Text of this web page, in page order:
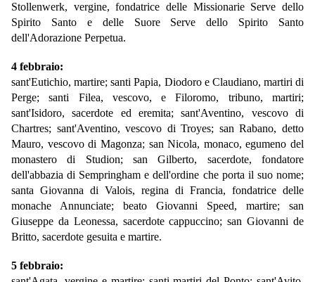
Stollenwerk, vergine, fondatrice delle Missionarie Serve dello
Spirito Santo e delle Suore Serve dello Spirito Santo
dell'Adorazione Perpetua.
4 febbraio:
sant'Eutichio, martire; santi Papia, Diodoro e Claudiano, martiri di
Perge; santi Filea, vescovo, e Filoromo, tribuno, martiri;
sant'Isidoro, sacerdote ed eremita; sant'Aventino, vescovo di
Chartres; sant'Aventino, vescovo di Troyes; san Rabano, detto
Mauro, vescovo di Magonza; san Nicola, monaco, egumeno del
monastero di Studion; san Gilberto, sacerdote, fondatore
dell'abbazia di Sempringham e dell'ordine che porta il suo nome;
santa Giovanna di Valois, regina di Francia, fondatrice delle
monache Annunciate; beato Giovanni Speed, martire; san
Giuseppe da Leonessa, sacerdote cappuccino; san Giovanni de
Britto, sacerdote gesuita e martire.
5 febbraio: